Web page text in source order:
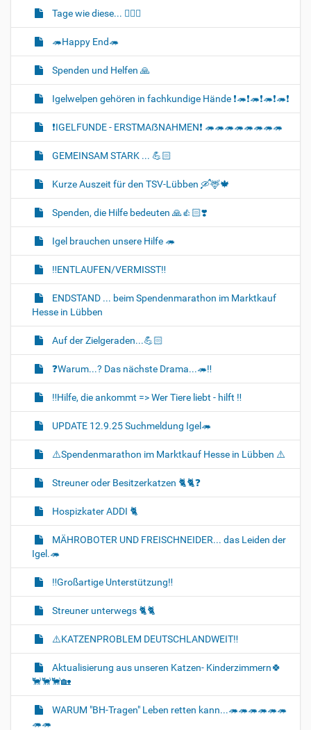
Tage wie diese... 🐈‍💔🌈
🦔Happy End🦔
Spenden und Helfen 🙏
Igelwelpen gehören in fachkundige Hände ❗🦔❗🦔❗🦔❗🦔❗
❗IGELFUNDE - ERSTMAẞNAHMEN❗ 🦔🦔🦔🦔🦔🦔🦔🦔
GEMEINSAM STARK ... 💪🏻
Kurze Auszeit für den TSV-Lübben 🛶🦌🍁
Spenden, die Hilfe bedeuten 🙏👍🏻❣️
Igel brauchen unsere Hilfe 🦔
‼️ENTLAUFEN/VERMISST‼️
ENDSTAND ... beim Spendenmarathon im Marktkauf
Hesse in Lübben
Auf der Zielgeraden...💪🏻
❓️Warum...? Das nächste Drama...🦔‼️
‼️Hilfe, die ankommt => Wer Tiere liebt - hilft ‼️
UPDATE 12.9.25 Suchmeldung Igel🦔
⚠️Spendenmarathon im Marktkauf Hesse in Lübben ⚠️
Streuner oder Besitzerkatzen 🐈🐈‍❓️
Hospizkater ADDI 🐈‍
MÄHROBOTER UND FREISCHNEIDER... das Leiden der
Igel.🦔
‼️Großartige Unterstützung‼️
Streuner unterwegs 🐈🐈‍
⚠️KATZENPROBLEM DEUTSCHLANDWEIT‼️
Aktualisierung aus unseren Katzen- Kinderzimmern🍀
🐈‍🐈‍🐈‍🏡
WARUM "BH-Tragen" Leben retten kann...🦔🦔🦔🦔🦔🦔
🦔🦔